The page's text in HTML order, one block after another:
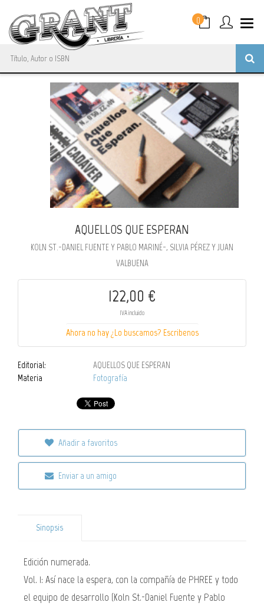
0
AQUELLOS QUE ESPERAN
KOLN ST.-DANIEL FUENTE Y PABLO MARINÉ-, SILVIA PÉREZ Y JUAN
VALBUENA
122,00 €
IVA incluido
Ahora no hay ¿Lo buscamos? Escribenos
Editorial:
AQUELLOS QUE ESPERAN
Materia
Fotografía
Añadir a favoritos
Enviar a un amigo
Sinopsis
Edición numerada.
Vol. 1: Así nace la espera, con la compañía de PHREE y todo
el equipo de desarrollo (Koln St.-Daniel Fuente y Pablo